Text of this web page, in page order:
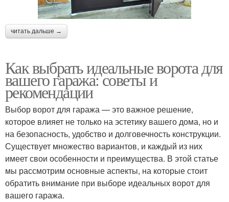
читать дальше →
Как выбрать идеальные ворота для
вашего гаража: советы и
рекомендации
Выбор ворот для гаража — это важное решение,
которое влияет не только на эстетику вашего дома, но и
на безопасность, удобство и долговечность конструкции.
Существует множество вариантов, и каждый из них
имеет свои особенности и преимущества. В этой статье
мы рассмотрим основные аспекты, на которые стоит
обратить внимание при выборе идеальных ворот для
вашего гаража.